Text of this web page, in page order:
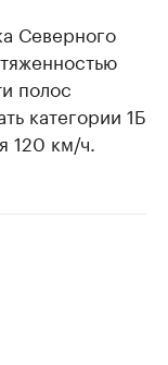
Северного
полос
категории 1Б
120 км/ч.